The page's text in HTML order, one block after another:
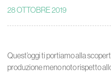
28 OTTOBRE 2019
Quest’oggi ti portiamo alla
produzione meno noto rispetto